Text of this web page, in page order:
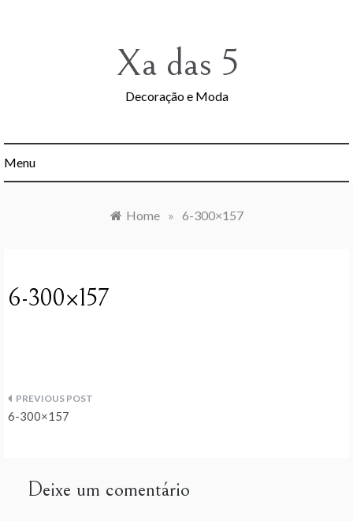
Xa das 5
Decoração e Moda
Menu
Home » 6-300×157
6-300×157
Navegação
artigos
6-300×157
Deixe um comentário